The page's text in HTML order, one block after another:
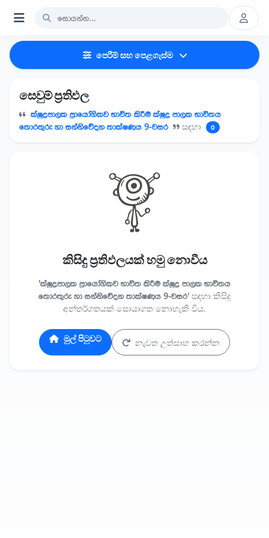
පෙරීම් සහ පෙළගැස්ම
සෙවුම් ප්‍රතිඵල
ක්ෂුද්‍රපාලක ප්‍රායෝගිකව භාවිත කිරීම ක්ෂුද්‍ර පාලක භාවිතය
තොරතුරු හා සන්නිවේදන තාක්ෂණය 9-වසර
සඳහා 0
කිසිදු ප්‍රතිඵලයක් හමු නොවීය
'ක්ෂුද්‍රපාලක ප්‍රායෝගිකව භාවිත කිරීම ක්ෂුද්‍ර පාලක භාවිතය
තොරතුරු හා සන්නිවේදන තාක්ෂණය 9-වසර' සඳහා කිසිදු
අන්තර්ගතයක් සොයාගත නොහැකි විය.
මුල් පිටුවට නැවත උත්සාහ කරන්න